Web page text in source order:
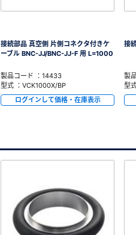
接続部品 真空側 片側コネクタ付きケ
ーブル BNC-JJ/BNC-JJ-F 用 L=1000
製品コード ：14433
型式 ：VCK1000X/BP
ログインして価格・在庫表示
接
製
型